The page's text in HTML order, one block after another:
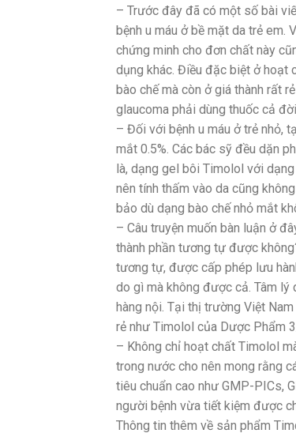
– Trước đây đã có một số bài
bệnh u máu ở bề mặt da trẻ em.
chứng minh cho đơn chất này
dụng khác. Điều đặc biệt ở hoạt
bào chế mà còn ở giá thành rất
glaucoma phải dùng thuốc cả
– Đối với bệnh u máu ở trẻ nhỏ,
mắt 0.5%. Các bác sỹ đều dặn
là, dạng gel bôi Timolol với
nên tính thấm vào da cũng
bảo dù dạng bào chế nhỏ mắt
– Câu truyện muốn bàn luận ở
thành phần tương tự được
tương tự, được cấp phép lưu
do gì mà không được cả. Tâm lý
hàng nội. Tại thị trường Việt
rẻ như Timolol của Dược Phẩm
– Không chỉ hoạt chất Timolol
trong nước cho nên mong rằng
tiêu chuẩn cao như GMP-PICs,
người bệnh vừa tiết kiệm được
Thông tin thêm về sản phẩm